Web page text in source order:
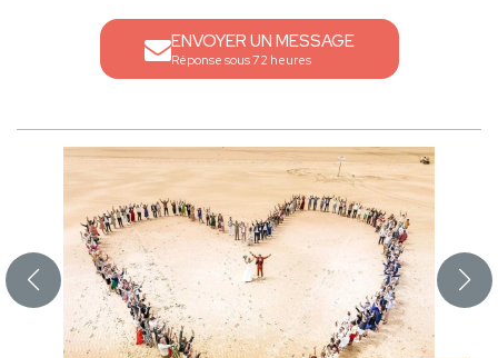
ENVOYER UN MESSAGE
Réponse sous 72 heures